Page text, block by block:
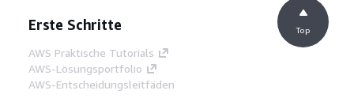
Erste Schritte
AWS Praktische Tutorials
AWS-Lösungsportfolio
AWS-Entscheidungsleitfäden
Top